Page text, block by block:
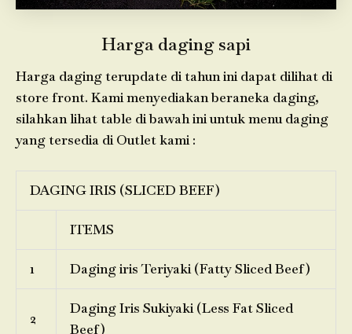
Harga daging sapi
Harga daging terupdate di tahun ini dapat dilihat di
store front. Kami menyediakan beraneka daging,
silahkan lihat table di bawah ini untuk menu daging
yang tersedia di Outlet kami :
DAGING IRIS (SLICED BEEF)
ITEMS
1 Daging iris Teriyaki (Fatty Sliced Beef)
2
Daging Iris Sukiyaki (Less Fat Sliced
Beef)